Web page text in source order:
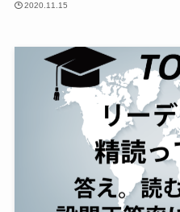
2020.11.15